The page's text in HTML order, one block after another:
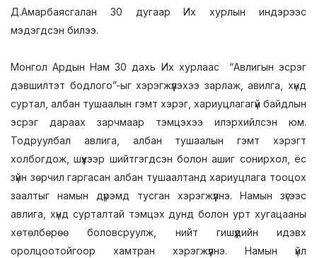
Д.Амарбаясгалан 30 дугаар Их хурлын индэрээс
мэдэгдсэн билээ.
Монгол Ардын Нам 30 дахь Их хурлаас “Авлигын эсрэг
дэвшилтэт бодлого”-ыг хэрэгжүүлэхээ зарлаж, авилга, хүнд
суртал, албан тушаалын гэмт хэрэг, хариуцлагагүй байдлын
эсрэг дараах зарчмаар тэмцэхээ илэрхийлсэн юм.
Тодруулбал авлига, албан тушаалын гэмт хэрэгт
холбогдож, шүүхээр шийтгэгдсэн болон ашиг сонирхол, ёс
зүйн зөрчил гаргасан албан тушаалтанд хариуцлага тооцох
заалтыг намын дүрэмд тусган хэрэгжүүлнэ. Намын зүгээс
авлига, хүнд сурталтай тэмцэх дунд болон урт хугацааны
хөтөлбөрөө боловсруулж, нийт гишүүдийн идэвх
оролцоотойгоор хамтран хэрэгжүүлнэ. Намын үйл